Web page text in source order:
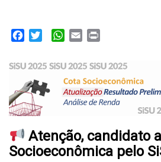
Facebook
Twitter WhatsApp
Email
Atenção, candidato
Socioeconômica pelo